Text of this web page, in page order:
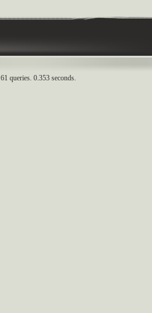
61 queries. 0.353 seconds.